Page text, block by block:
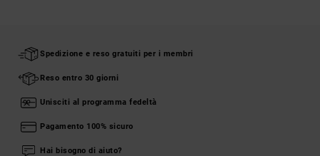
Spedizione e reso gratuiti per i membri
Reso entro 30 giorni
Unisciti al programma fedeltà
Pagamento 100% sicuro
Hai bisogno di aiuto?